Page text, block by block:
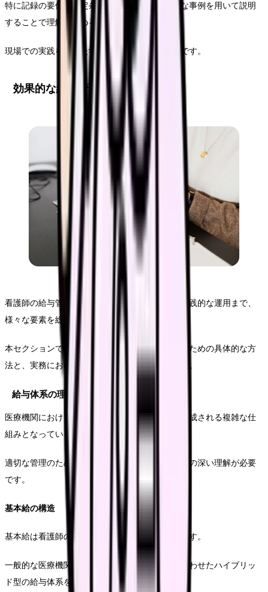
特に記録の要件や算定条件については、具体的な事例を用いて説明
することで理解を深めることができます。
現場での実践を通じた学習機会の提供も効果的です。
効果的な給与管理の実践方法
看護師の給与管理においては、制度の理解から実践的な運用まで、
様々な要素を総合的に考慮する必要があります。
本セクションでは、効果的な給与管理を実現するための具体的な方
法と、実務における重要なポイントを解説します。
給与体系の理解
医療機関における給与体系は、複数の要素から構成される複雑な仕
組みとなっています。
適切な管理のためには、それぞれの要素についての深い理解が必要
です。
基本給の構造
基本給は看護師の給与の中核を成す重要な要素です。
一般的な医療機関では、年功給と職能給を組み合わせたハイブリッ
ド型の給与体系を採用しています。